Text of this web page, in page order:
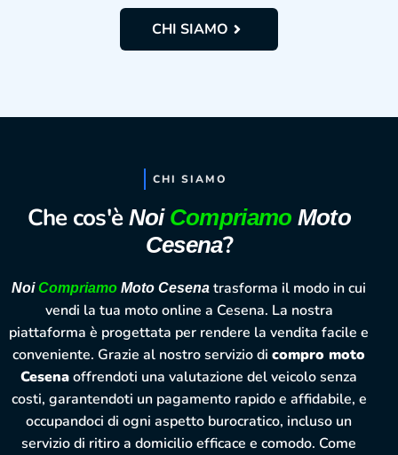
CHI SIAMO
CHI SIAMO
Che cos'è Noi Compriamo Moto
Cesena?
NoiCompriamo Moto Cesena trasforma il modo in cui
vendi la tua moto online a Cesena. La nostra
piattaforma è progettata per rendere la vendita facile e
conveniente. Grazie al nostro servizio dicompro moto
Cesenaoffrendoti una valutazione del veicolo senza
costi, garantendoti un pagamento rapido e affidabile, e
occupandoci di ogni aspetto burocratico, incluso un
servizio di ritiro a domicilio efficace e comodo. Come